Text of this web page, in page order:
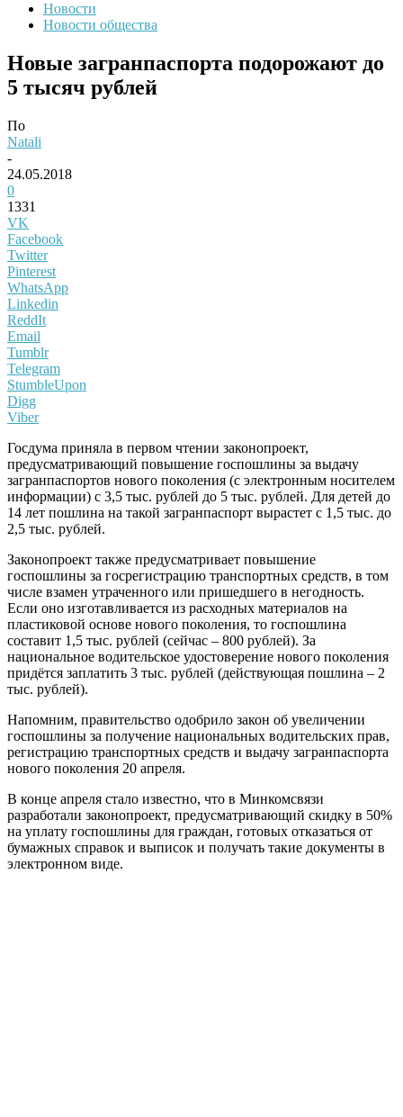
Новости
Новости общества
Новые загранпаспорта подорожают до
5 тысяч рублей
По
Natali
-
24.05.2018
0
1331
VK
Facebook
Twitter
Pinterest
WhatsApp
Linkedin
ReddIt
Email
Tumblr
Telegram
StumbleUpon
Digg
Viber
Госдума приняла в первом чтении законопроект,
предусматривающий повышение госпошлины за выдачу
загранпаспортов нового поколения (с электронным носителем
информации) с 3,5 тыс. рублей до 5 тыс. рублей. Для детей до
14 лет пошлина на такой загранпаспорт вырастет с 1,5 тыс. до
2,5 тыс. рублей.
Законопроект также предусматривает повышение
госпошлины за госрегистрацию транспортных средств, в том
числе взамен утраченного или пришедшего в негодность.
Если оно изготавливается из расходных материалов на
пластиковой основе нового поколения, то госпошлина
составит 1,5 тыс. рублей (сейчас – 800 рублей). За
национальное водительское удостоверение нового поколения
придётся заплатить 3 тыс. рублей (действующая пошлина – 2
тыс. рублей).
Напомним, правительство одобрило закон об увеличении
госпошлины за получение национальных водительских прав,
регистрацию транспортных средств и выдачу загранпаспорта
нового поколения 20 апреля.
В конце апреля стало известно, что в Минкомсвязи
разработали законопроект, предусматривающий скидку в 50%
на уплату госпошлины для граждан, готовых отказаться от
бумажных справок и выписок и получать такие документы в
электронном виде.